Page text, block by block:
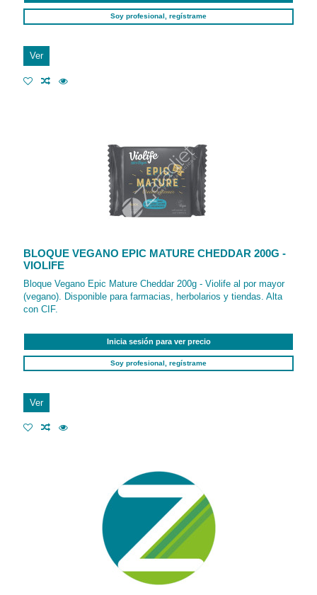
Soy profesional, regístrame
Ver
BLOQUE VEGANO EPIC MATURE CHEDDAR 200G -
VIOLIFE
Bloque Vegano Epic Mature Cheddar 200g - Violife al por mayor
(vegano). Disponible para farmacias, herbolarios y tiendas. Alta
con CIF.
Inicia sesión para ver precio
Soy profesional, regístrame
Ver